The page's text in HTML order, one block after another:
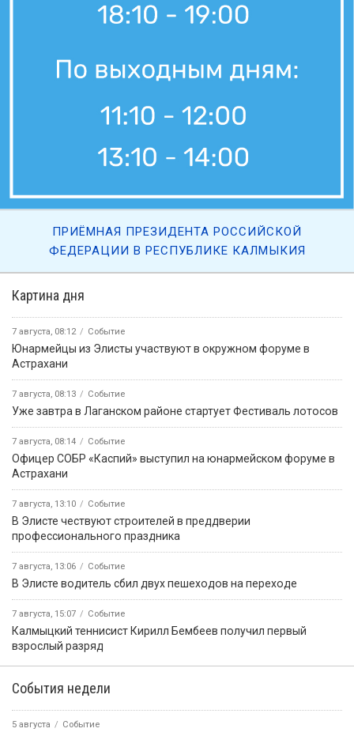
Вести Калмыкия. Выпуск на канале "Россия 24" от 06.08.2026.
Вести Калмыкия. Дневной выпуск от 06.08.2026.
6 августа, 09:45
«Өрүнә һарц» от 06.08.2026.